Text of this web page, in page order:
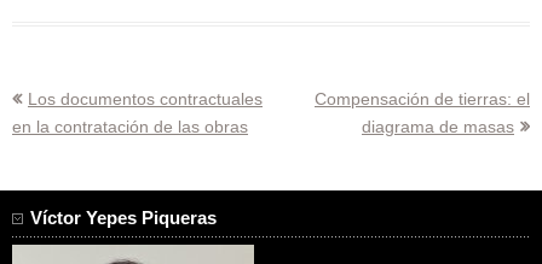
Navegación
de
Los documentos contractuales
en la contratación de las obras
Compensación de tierras: el
diagrama de masas
Víctor Yepes Piqueras